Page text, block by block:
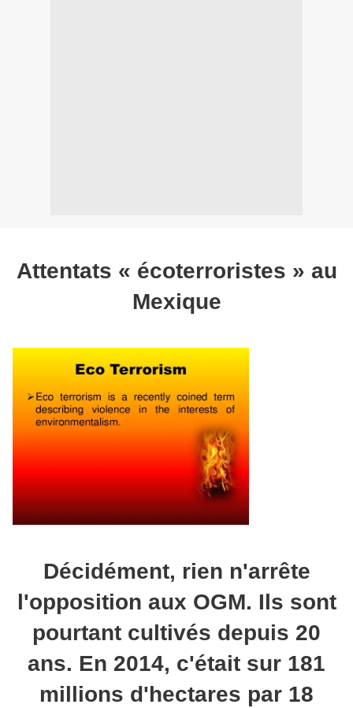
Attentats « écoterroristes » au
Mexique
Décidément, rien n'arrête
l'opposition aux OGM. Ils sont
pourtant cultivés depuis 20
ans. En 2014, c'était sur 181
millions d'hectares par 18